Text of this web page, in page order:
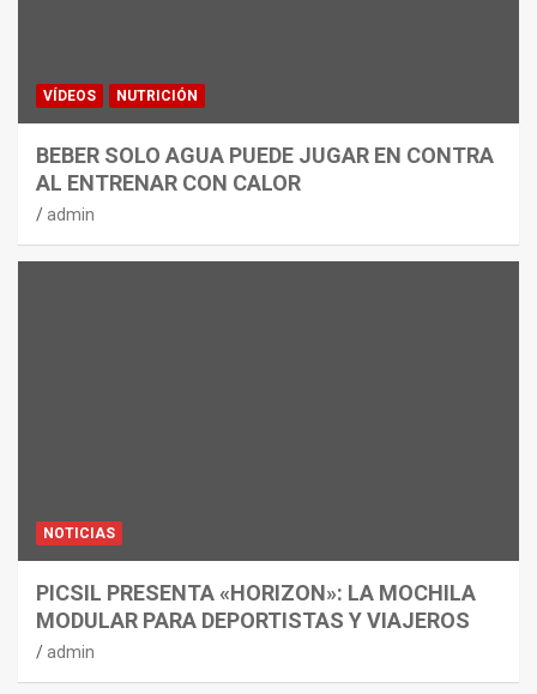
VÍDEOS NUTRICIÓN
BEBER SOLO AGUA PUEDE JUGAR EN CONTRA
AL ENTRENAR CON CALOR
admin
NOTICIAS
PICSIL PRESENTA «HORIZON»: LA MOCHILA
MODULAR PARA DEPORTISTAS Y VIAJEROS
admin